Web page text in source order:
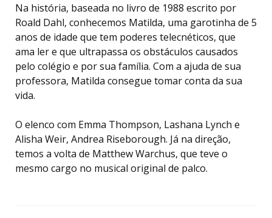
Na história, baseada no livro de 1988 escrito por
Roald Dahl, conhecemos Matilda, uma garotinha de 5
anos de idade que tem poderes telecnéticos, que
ama ler e que ultrapassa os obstáculos causados
pelo colégio e por sua família. Com a ajuda de sua
professora, Matilda consegue tomar conta da sua
vida.
O elenco com Emma Thompson, Lashana Lynch e
Alisha Weir, Andrea Riseborough. Já na direção,
temos a volta de Matthew Warchus, que teve o
mesmo cargo no musical original de palco.